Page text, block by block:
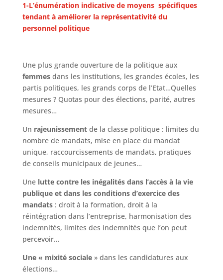
1-L’énumération indicative de moyens spécifiques
tendant à améliorer la représentativité du
personnel politique
Une plus grande ouverture de la politique aux
femmesdans les institutions, les grandes écoles, les
partis politiques, les grands corps de l’Etat…Quelles
mesures ? Quotas pour des élections, parité, autres
mesures…
Un rajeunissementde la classe politique : limites du
nombre de mandats, mise en place du mandat
unique, raccourcissements de mandats, pratiques
de conseils municipaux de jeunes…
Une lutte contre les inégalités dans l’accès à la vie
publique et dans les conditions d’exercice des
mandats: droit à la formation, droit à la
réintégration dans l’entreprise, harmonisation des
indemnités, limites des indemnités que l’on peut
percevoir…
Une « mixité sociale» dans les candidatures aux
élections…